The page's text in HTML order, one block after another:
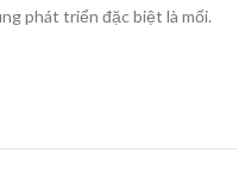
phát triển đặc biệt là mối.